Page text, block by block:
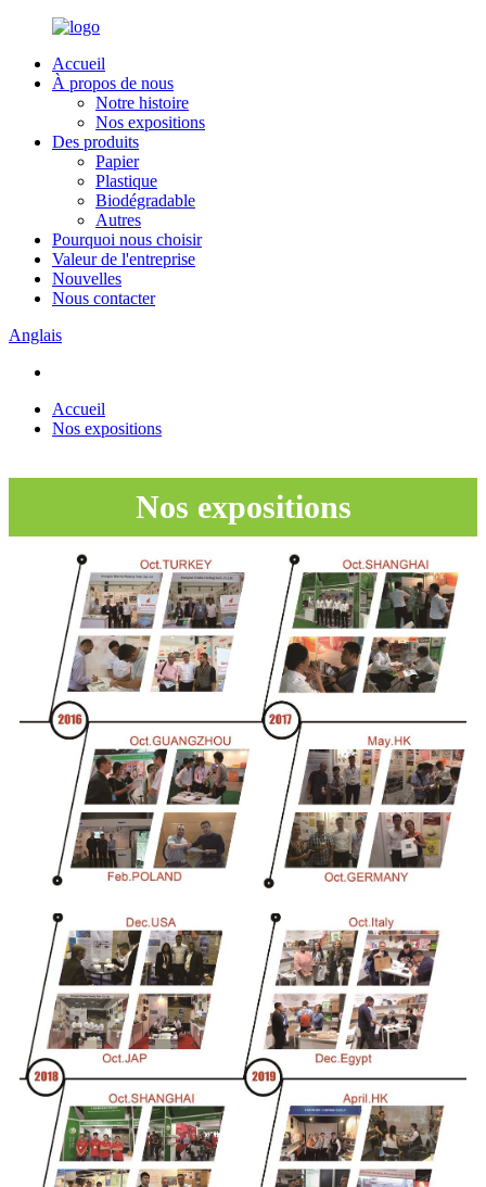
Accueil
À propos de nous
Notre histoire
Nos expositions
Des produits
Papier
Plastique
Biodégradable
Autres
Pourquoi nous choisir
Valeur de l'entreprise
Nouvelles
Nous contacter
Anglais
Accueil
Nos expositions
Nos expositions